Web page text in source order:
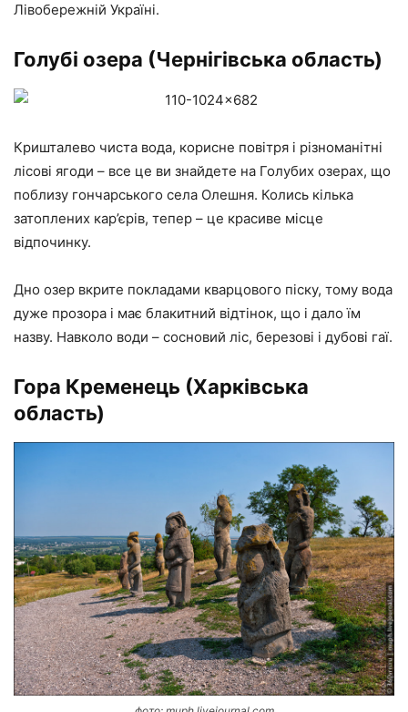
Лівобережній Україні.
Голубі озера (Чернігівська область)
Кришталево чиста вода, корисне повітря і різноманітні
лісові ягоди – все це ви знайдете на Голубих озерах, що
поблизу гончарського села Олешня. Колись кілька
затоплених кар’єрів, тепер – це красиве місце
відпочинку.
Дно озер вкрите покладами кварцового піску, тому вода
дуже прозора і має блакитний відтінок, що і дало їм
назву. Навколо води – сосновий ліс, березові і дубові гаї.
Гора Кременець (Харківська
область)